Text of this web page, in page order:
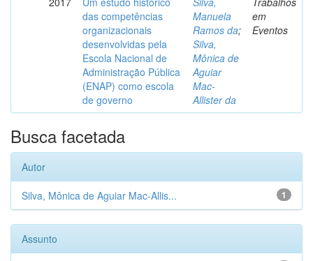
das competências
organizacionais
desenvolvidas pela
Escola Nacional de
Administração Pública
(ENAP) como escola
de governo
Manuela
Ramos da;
Silva,
Mônica de
Aguiar
Mac-
Allister da
em
Eventos
Busca facetada
Autor
1
Silva, Mônica de Aguiar Mac-Allis...
Assunto